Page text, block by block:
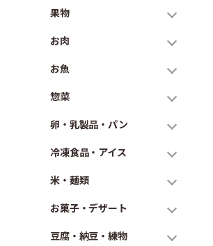
果物
お肉
お魚
惣菜
卵・乳製品・パン
冷凍食品・アイス
米・麺類
お菓子・デザート
豆腐・納豆・練物